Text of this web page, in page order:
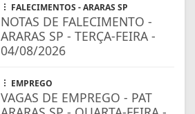
FALECIMENTOS - ARARAS SP
NOTAS DE FALECIMENTO -
ARARAS SP - TERÇA-FEIRA -
04/08/2026
EMPREGO
VAGAS DE EMPREGO - PAT